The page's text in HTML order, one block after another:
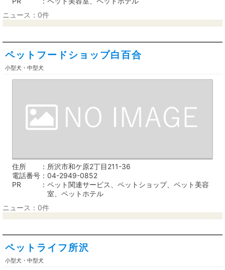
ニュース：0件
ペットフードショップ白百合
小型犬・中型犬
住所
所沢市和ケ原2丁目211-36
電話番号
04-2949-0852
PR
ペット関連サービス、ペットショップ、ペット美容
室、ペットホテル
ニュース：0件
ペットライフ所沢
小型犬・中型犬